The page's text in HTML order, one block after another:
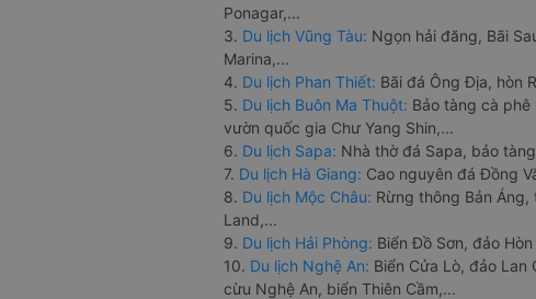
Ponagar,...
3. Du lịch Vũng Tàu: Ngọn hải đăng, Bãi
Marina,...
4. Du lịch Phan Thiết: Bãi đá Ông Địa, hòn
5. Du lịch Buôn Ma Thuột: Bảo tàng cà phê
vườn quốc gia Chư Yang Shin,...
6. Du lịch Sapa: Nhà thờ đá Sapa, bảo
7. Du lịch Hà Giang: Cao nguyên đá Đồng
8. Du lịch Mộc Châu: Rừng thông Bản
Land,...
9. Du lịch Hải Phòng: Biển Đồ Sơn, đảo
10. Du lịch Nghệ An: Biển Cửa Lò, đảo
cừu Nghệ An, biển Thiên Cầm,...